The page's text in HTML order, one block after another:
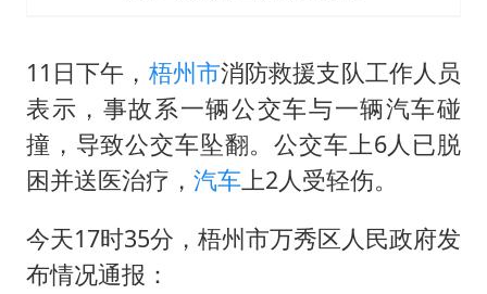
11日下午， 梧州市消防救援支队工作人员
表示，事故系一辆公交车与一辆汽车碰
撞，导致公交车坠翻。公交车上6人已脱
困并送医治疗， 汽车 上2人受轻伤。
今天17时35分，梧州市万秀区人民政府发
布情况通报：